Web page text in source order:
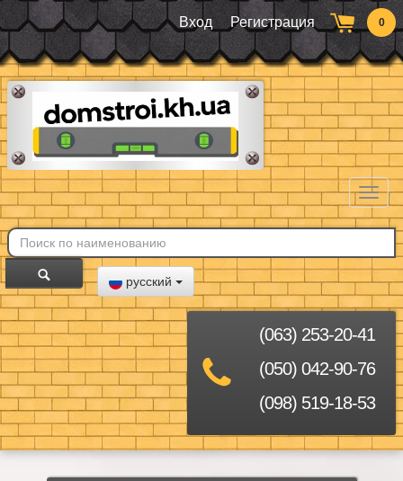
Вход Регистрация 0
русский
(063) 253-20-41
(050) 042-90-76
(098) 519-18-53